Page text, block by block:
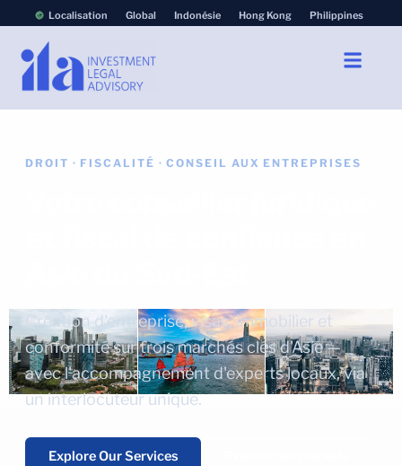
Localisation Global Indonésie Hong Kong Philippines
DROIT · FISCALITÉ · CONSEIL AUX ENTREPRISES
Création d'entreprise, visas, immobilier et
conformité sur trois marchés clés d'Asie —
avec l'accompagnement d'experts locaux, via
un interlocuteur unique.
Explore Our Services